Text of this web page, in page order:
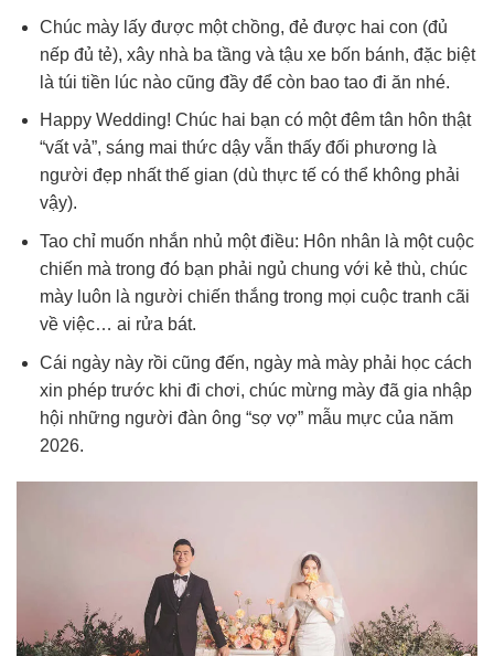
Chúc mày lấy được một chồng, đẻ được hai con (đủ
nếp đủ tẻ), xây nhà ba tầng và tậu xe bốn bánh, đặc biệt
là túi tiền lúc nào cũng đầy để còn bao tao đi ăn nhé.
Happy Wedding! Chúc hai bạn có một đêm tân hôn thật
“vất vả”, sáng mai thức dậy vẫn thấy đối phương là
người đẹp nhất thế gian (dù thực tế có thể không phải
vậy).
Tao chỉ muốn nhắn nhủ một điều: Hôn nhân là một cuộc
chiến mà trong đó bạn phải ngủ chung với kẻ thù, chúc
mày luôn là người chiến thắng trong mọi cuộc tranh cãi
về việc… ai rửa bát.
Cái ngày này rồi cũng đến, ngày mà mày phải học cách
xin phép trước khi đi chơi, chúc mừng mày đã gia nhập
hội những người đàn ông “sợ vợ” mẫu mực của năm
2026.